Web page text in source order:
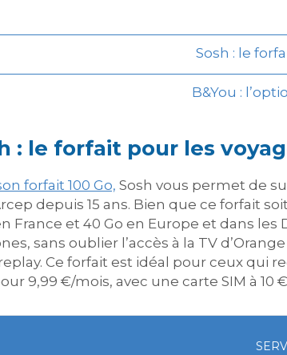
Sosh : le
B&You :
: le forfait pour les
forfait 100 Go, Sosh vous permet de
depuis 15 ans. Bien que ce forfait
France et 40 Go en Europe et dans les
sans oublier l’accès à la TV
Ce forfait est idéal pour ceux qui
9,99 €/mois, avec une carte SIM à 10